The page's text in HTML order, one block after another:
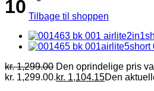
Tilbage til shoppen
10
kr.1,299.00 Den oprindelige pris
kr. 1,299.00.kr. 1,104.15Den